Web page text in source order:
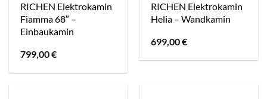
RICHEN Elektrokamin
Fiamma 68″ –
Einbaukamin
799,00€
RICHEN Elektrokamin
Helia – Wandkamin
699,00€